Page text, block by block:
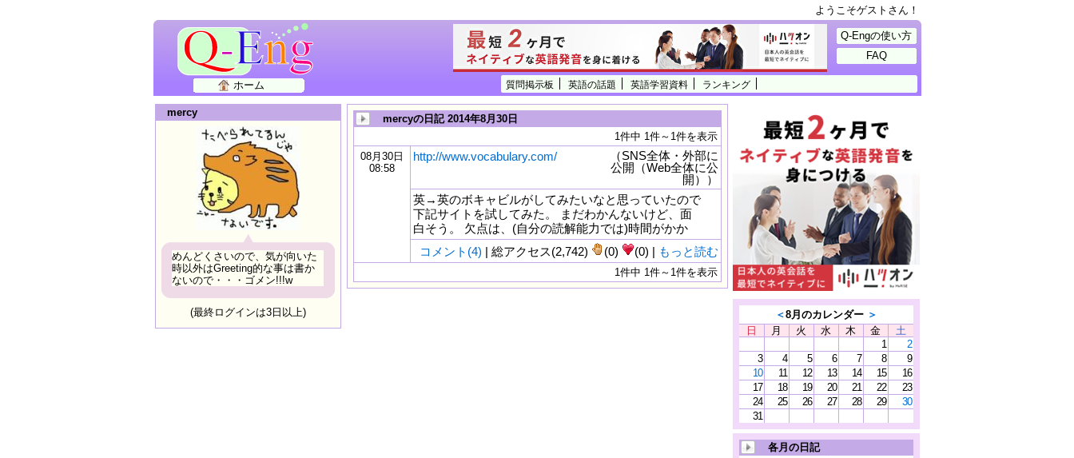
ようこそゲストさん！
質問掲示板 英語の話題 英語学習資料 ランキング
ホーム
Q-Engの使い方
FAQ
mercy
めんどくさいので、気が向いた
時以外はGreeting的な事は書か
ないので・・・ゴメン!!!w
(最終ログインは3日以上)
mercyの日記 2014年8月30日
1件中 1件～1件を表示
08月30日
08:58
http://www.vocabulary.com/
（SNS全体・外部に
公開（Web全体に公
開））
英→英のボキャビルがしてみたいなと思っていたので
下記サイトを試してみた。 まだわかんないけど、面
白そう。 欠点は、(自分の読解能力では)時間がかか
コメント(4) | 総アクセス(2,742) (0) (0) | もっと読む
1件中 1件～1件を表示
＜8月のカレンダー ＞
日
月 火 水 木 金
土
1
2
3
4 5 6 7 8
9
10
11 12 13 14 15
16
17
18 19 20 21 22
23
24
25 26 27 28 29
30
31
各月の日記